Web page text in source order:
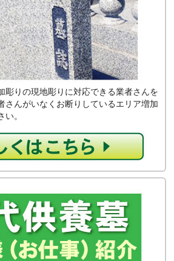
彫りの現地彫りに対応できる業者さんを
さんがいなくお断りしているエリア増加
。